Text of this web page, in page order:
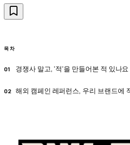
목차
경쟁사 말고, ‘적’을 만들어본 적 있나요
해외 캠페인 레퍼런스, 우리 브랜드에